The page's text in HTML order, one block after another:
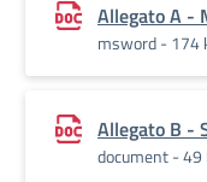
Allegato A -
msword - 174
Allegato B -
document - 49